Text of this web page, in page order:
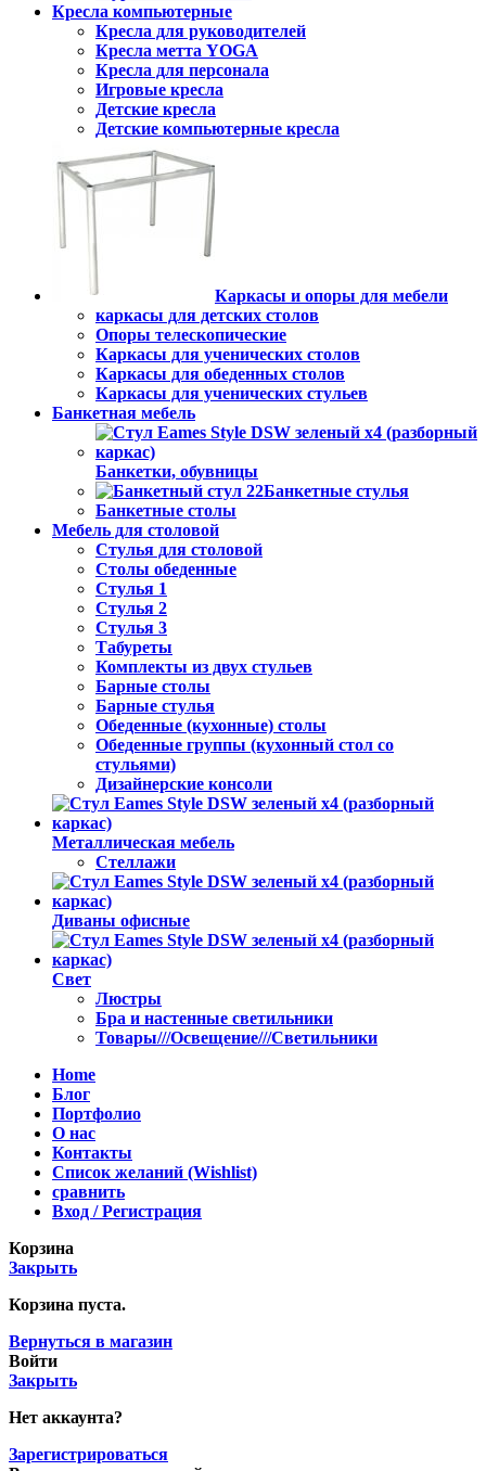
Кресла компьютерные
Кресла для руководителей
Кресла метта YOGA
Кресла для персонала
Игровые кресла
Детские кресла
Детские компьютерные кресла
Каркасы и опоры для мебели
каркасы для детских столов
Опоры телескопические
Каркасы для ученических столов
Каркасы для обеденных столов
Каркасы для ученических стульев
Банкетная мебель
Банкетки, обувницы
Банкетные стулья
Банкетные столы
Мебель для столовой
Стулья для столовой
Столы обеденные
Стулья 1
Стулья 2
Стулья 3
Табуреты
Комплекты из двух стульев
Барные столы
Барные стулья
Обеденные (кухонные) столы
Обеденные группы (кухонный стол со
стульями)
Дизайнерские консоли
Металлическая мебель
Стеллажи
Диваны офисные
Свет
Люстры
Бра и настенные светильники
Товары///Освещение///Светильники
Home
Блог
Портфолио
О нас
Контакты
Список желаний (Wishlist)
сравнить
Вход / Регистрация
Корзина
Закрыть
Корзина пуста.
Вернуться в магазин
Войти
Закрыть
Нет аккаунта?
Зарегистрироваться